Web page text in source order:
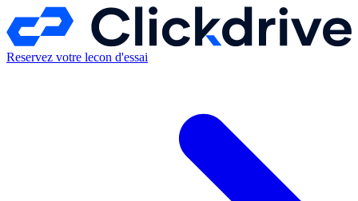
Reservez votre lecon d'essai